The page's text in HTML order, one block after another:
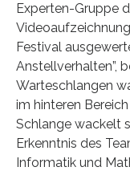
Experten-Gruppe
Festival
Anstellverhalten”,
Warteschlangen
im hinteren
Schlange wackelt
Erkenntnis des
Informatik und